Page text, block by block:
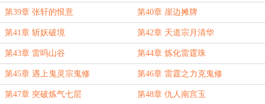
第39章 张轩的恨意 第40章 崖边摊牌
第41章 斩妖破境 第42章 天道宗月清华
第43章 雷呜山谷 第44章 炼化雷霆珠
第45章 遇上鬼灵宗鬼修 第46章 雷霆之力克鬼修
第47章 突破炼气七层 第48章 仇人南宫玉